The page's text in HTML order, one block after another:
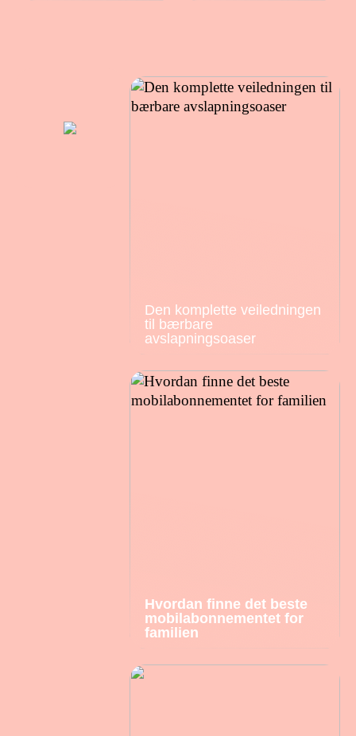
Den komplette veiledningen
til bærbare
avslapningsoaser
Hvordan finne det beste
mobilabonnementet for
familien